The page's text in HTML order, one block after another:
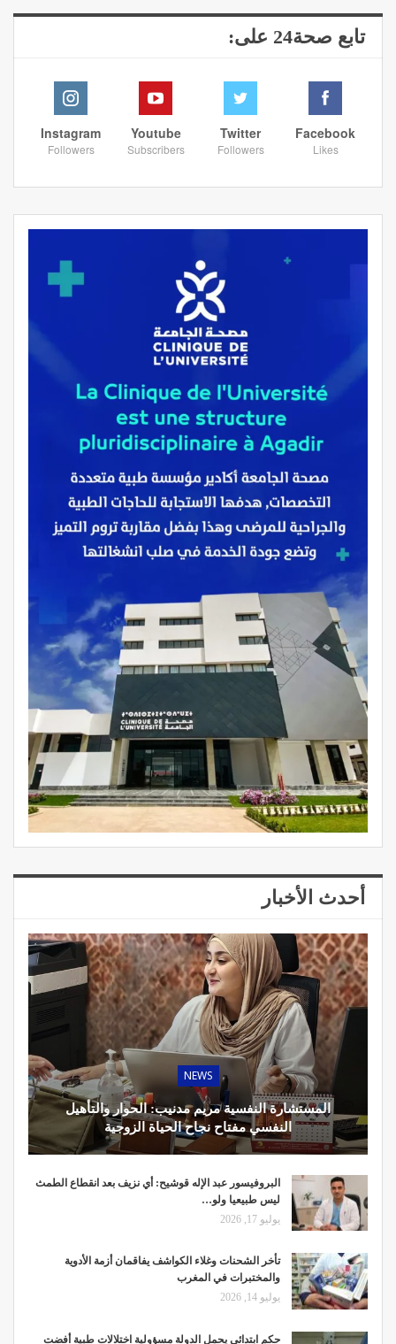
تابع صحة24 على:
Facebook
Likes
Twitter
Followers
Youtube
Subscribers
Instagram
Followers
أحدث الأخبار
NEWS
المستشارة النفسية مريم مدنيب: الحوار والتأهيل
النفسي مفتاح نجاح الحياة الزوجية
البروفيسور عبد الإله قوشيح: أي نزيف بعد انقطاع الطمث
ليس طبيعيا ولو…
يوليو 17, 2026
تأخر الشحنات وغلاء الكواشف يفاقمان أزمة الأدوية
والمختبرات في المغرب
يوليو 14, 2026
حكم ابتدائي يحمل الدولة مسؤولية اختلالات طبية أفضت